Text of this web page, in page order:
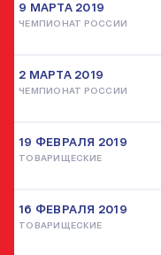
9 МАРТА 2019
ЧЕМПИОНАТ РОССИИ
2 МАРТА 2019
ЧЕМПИОНАТ РОССИИ
19 ФЕВРАЛЯ 2019
ТОВАРИЩЕСКИЕ
16 ФЕВРАЛЯ 2019
ТОВАРИЩЕСКИЕ